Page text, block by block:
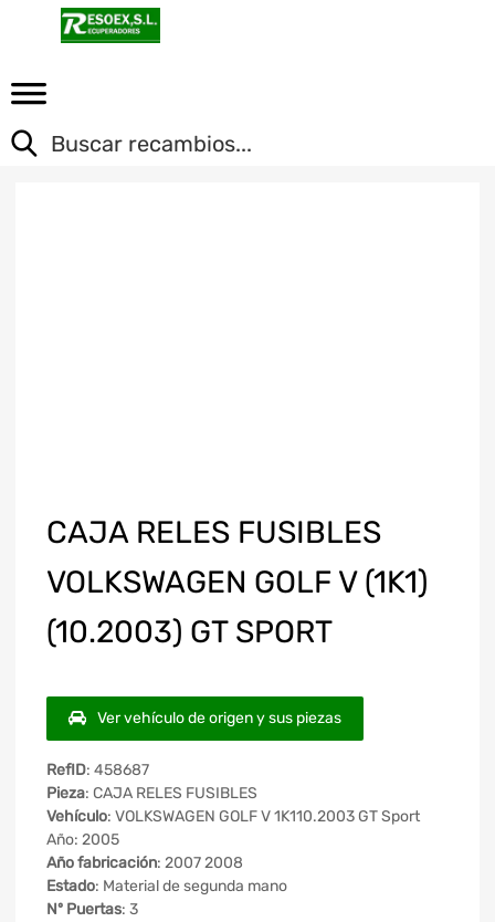
CAJA RELES FUSIBLES
VOLKSWAGEN GOLF V (1K1)
(10.2003) GT SPORT
Ver vehículo de origen y sus piezas
RefID: 458687
Pieza: CAJA RELES FUSIBLES
Vehículo: VOLKSWAGEN GOLF V 1K110.2003 GT Sport
Año: 2005
Año fabricación: 2007 2008
Estado: Material de segunda mano
Nº Puertas: 3